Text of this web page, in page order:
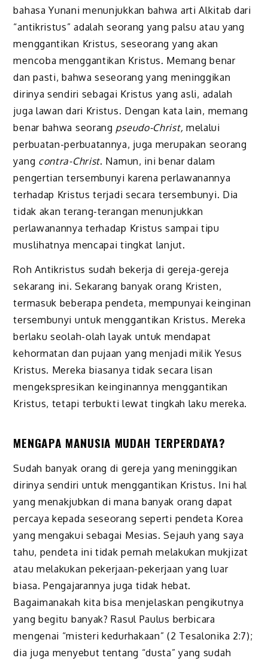
bahasa Yunani menunjukkan bahwa arti Alkitab dari
“antikristus” adalah seorang yang palsu atau yang
menggantikan Kristus, seseorang yang akan
mencoba menggantikan Kristus. Memang benar
dan pasti, bahwa seseorang yang meninggikan
dirinya sendiri sebagai Kristus yang asli, adalah
juga lawan dari Kristus. Dengan kata lain, memang
benar bahwa seorang pseudo-Christ, melalui
perbuatan-perbuatannya, juga merupakan seorang
yang contra-Christ. Namun, ini benar dalam
pengertian tersembunyi karena perlawanannya
terhadap Kristus terjadi secara tersembunyi. Dia
tidak akan terang-terangan menunjukkan
perlawanannya terhadap Kristus sampai tipu
muslihatnya mencapai tingkat lanjut.
Roh Antikristus sudah bekerja di gereja-gereja
sekarang ini. Sekarang banyak orang Kristen,
termasuk beberapa pendeta, mempunyai keinginan
tersembunyi untuk menggantikan Kristus. Mereka
berlaku seolah-olah layak untuk mendapat
kehormatan dan pujaan yang menjadi milik Yesus
Kristus. Mereka biasanya tidak secara lisan
mengekspresikan keinginannya menggantikan
Kristus, tetapi terbukti lewat tingkah laku mereka.
MENGAPA MANUSIA MUDAH TERPERDAYA?
Sudah banyak orang di gereja yang meninggikan
dirinya sendiri untuk menggantikan Kristus. Ini hal
yang menakjubkan di mana banyak orang dapat
percaya kepada seseorang seperti pendeta Korea
yang mengakui sebagai Mesias. Sejauh yang saya
tahu, pendeta ini tidak pernah melakukan mukjizat
atau melakukan pekerjaan-pekerjaan yang luar
biasa. Pengajarannya juga tidak hebat.
Bagaimanakah kita bisa menjelaskan pengikutnya
yang begitu banyak? Rasul Paulus berbicara
mengenai “misteri kedurhakaan” (2 Tesalonika 2:7);
dia juga menyebut tentang “dusta” yang sudah